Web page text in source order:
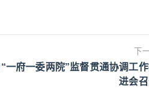
下
一府一委两院”监督贯通协调工
进会